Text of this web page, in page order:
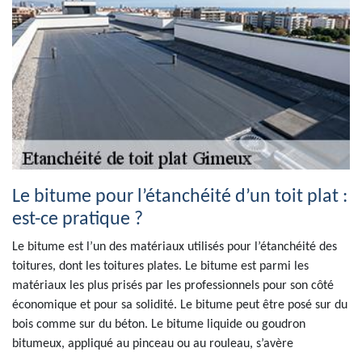
Le bitume pour l’étanchéité d’un toit plat :
est-ce pratique ?
Le bitume est l’un des matériaux utilisés pour l’étanchéité des
toitures, dont les toitures plates. Le bitume est parmi les
matériaux les plus prisés par les professionnels pour son côté
économique et pour sa solidité. Le bitume peut être posé sur du
bois comme sur du béton. Le bitume liquide ou goudron
bitumeux, appliqué au pinceau ou au rouleau, s’avère